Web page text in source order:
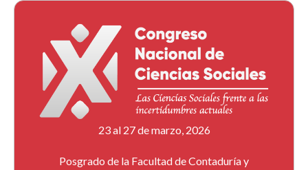
23 al 27 de marzo, 2026
Posgrado de la Facultad de Contaduría y